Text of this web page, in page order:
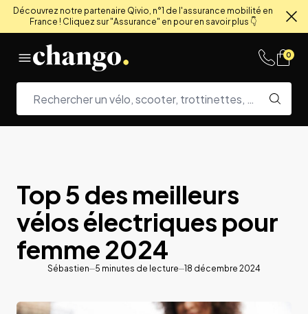
Découvrez notre partenaire Qivio, n°1 de l'assurance mobilité en
France ! Cliquez sur "Assurance" en pour en savoir plus 👇
0
Top 5 des meilleurs
vélos électriques pour
femme 2024
Sébastien 5 minutes de lecture 18 décembre 2024